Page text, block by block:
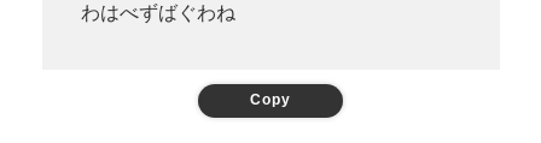
わはべずばぐわね
Copy